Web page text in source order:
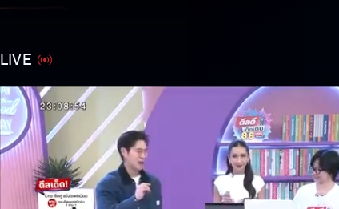
LIVE